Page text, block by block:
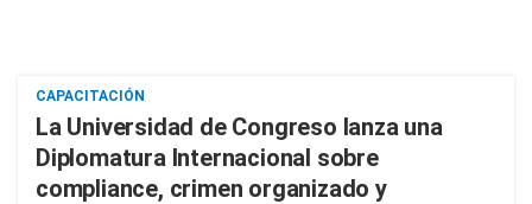
CAPACITACIÓN
La Universidad de Congreso lanza una
Diplomatura Internacional sobre
compliance, crimen organizado y